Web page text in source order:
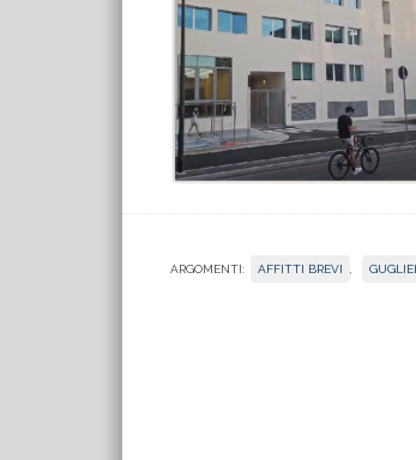
ARGOMENTI: AFFITTI BREVI